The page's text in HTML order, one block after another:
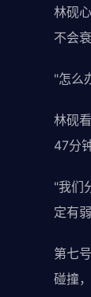
林砚
不会
"怎么
林砚
47分
"我们
定有
第七
碰撞